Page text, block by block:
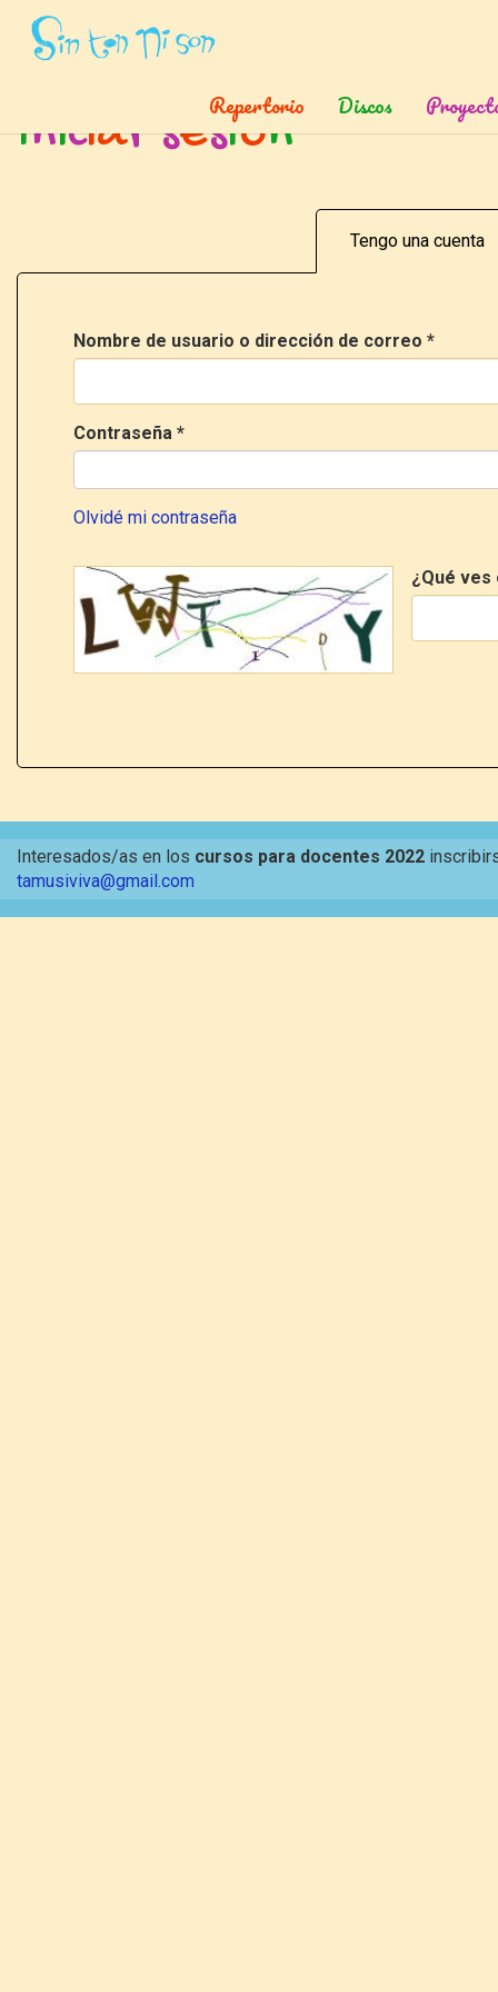
Repertorio Discos
Inicio » Ingresar
Iniciarsesión
Tengo una cuenta
Nombre de usuario o dirección de correo *
Contraseña *
Olvidé mi contraseña
¿Qué
Interesados/as en los cursos para docentes 2022
tamusiviva@gmail.com